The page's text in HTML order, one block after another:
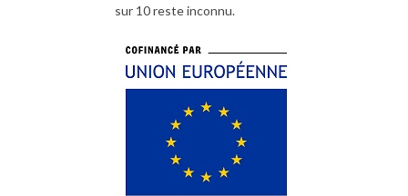
sur 10 reste inconnu.
Image